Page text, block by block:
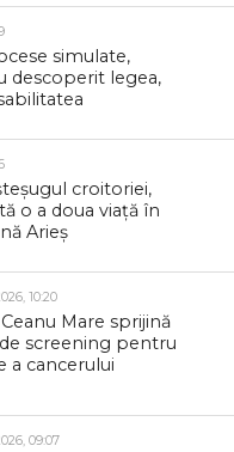
simulate,
descoperit legea,
croitoriei,
o a doua viață în
Arieș
10:20
Mare sprijină
screening pentru
a cancerului
09:07